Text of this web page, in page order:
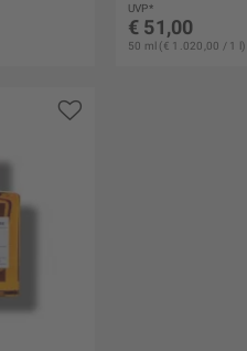
UVP*
€ 51,00
50 ml (€ 1.020,00 / 1 l)